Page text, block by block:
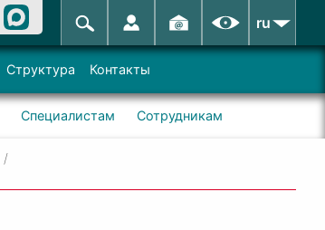
ru
Структура Контакты
Специалистам Сотрудникам
/